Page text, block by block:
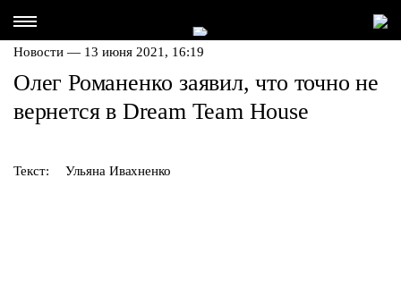
Новости — 13 июня 2021, 16:19
Олег Романенко заявил, что точно не
вернется в Dream Team House
Текст: Ульяна Ивахненко